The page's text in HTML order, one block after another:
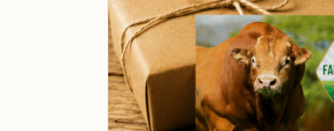
Broodbeleg & Worst
Boeren Zuivel
Boeren Roomijs
Desembrood